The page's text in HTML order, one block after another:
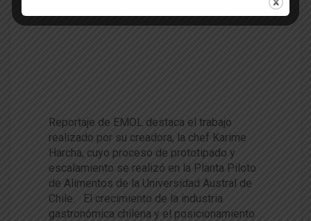
Reportaje de EMOL destaca el trabajo
realizado por su creadora, la chef Karime
Harcha, cuyo proceso de prototipado y
escalamiento se realizó en la Planta Piloto
de Alimentos de la Universidad Austral de
Chile. El crecimiento de la industria
gastronómica chilena y el posicionamiento